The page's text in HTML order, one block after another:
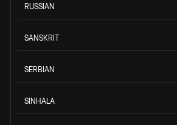
RUSSIAN
SANSKRIT
SERBIAN
SINHALA